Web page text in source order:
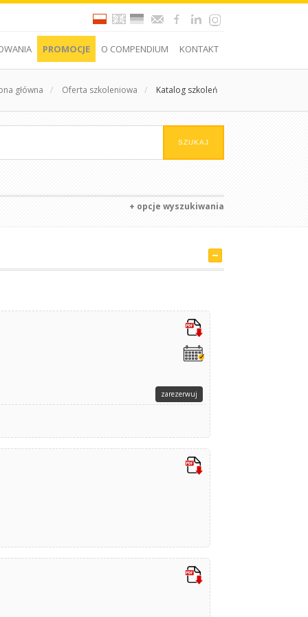
PROMOCJE O COMPENDIUM KONTAKT
główna / Oferta szkoleniowa / Katalog szkoleń
+ opcje wyszukiwania
zarezerwuj